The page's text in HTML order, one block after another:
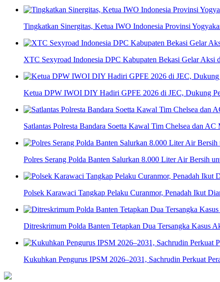
Tingkatkan Sinergitas, Ketua IWO Indonesia Provinsi
XTC Sexyroad Indonesia DPC Kabupaten Bekasi Gelar
Ketua DPW IWOI DIY Hadiri GPFE 2026 di JEC, Dukung
Satlantas Polresta Bandara Soetta Kawal Tim Chelsea dan
Polres Serang Polda Banten Salurkan 8.000 Liter Air Bersih
Polsek Karawaci Tangkap Pelaku Curanmor, Penadah Ikut
Ditreskrimum Polda Banten Tetapkan Dua Tersangka Kasus
Kukuhkan Pengurus IPSM 2026–2031, Sachrudin Perkuat